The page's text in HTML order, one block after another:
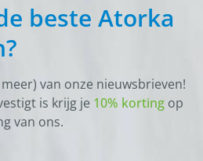
beste Atorka
van onze nieuwsbrieven!
is krijg je 10% korting op
van ons.